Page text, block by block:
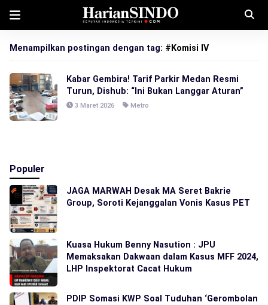
Menampilkan postingan dengan tag: #Komisi IV
Kabar Gembira! Tarif Parkir Medan Resmi
Turun, Dishub: “Ini Bukan Langgar Aturan”
3 Maret 2026 Metro
Populer
JAGA MARWAH Desak MA Seret Bakrie
Group, Soroti Kejanggalan Vonis Kasus PET
Kuasa Hukum Benny Nasution : JPU
Memaksakan Dakwaan dalam Kasus MFF 2024,
LHP Inspektorat Cacat Hukum
PDIP Somasi KWP Soal Tuduhan ‘Gerombolan